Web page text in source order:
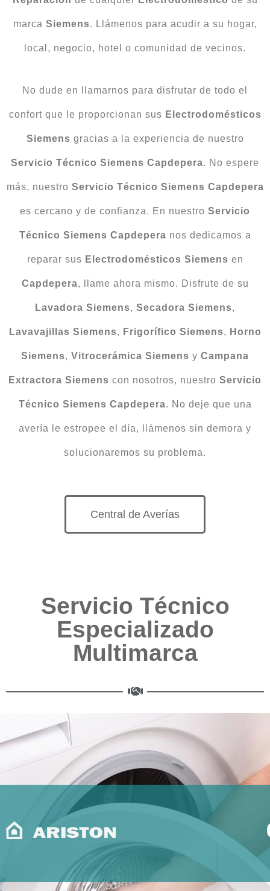
marca Siemens. Llámenos para acudir a su hogar,
local, negocio, hotel o comunidad de vecinos.
No dude en llamarnos para disfrutar de todo el
confort que le proporcionan sus Electrodomésticos
Siemens gracias a la experiencia de nuestro
Servicio Técnico Siemens Capdepera. No espere
más, nuestro Servicio Técnico Siemens Capdepera
es cercano y de confianza. En nuestro Servicio
Técnico Siemens Capdepera nos dedicamos a
reparar sus Electrodomésticos Siemens en
Capdepera, llame ahora mismo. Disfrute de su
Lavadora Siemens, Secadora Siemens,
Lavavajillas Siemens, Frigorífico Siemens, Horno
Siemens, Vitrocerámica Siemens y Campana
Extractora Siemens con nosotros, nuestro Servicio
Técnico Siemens Capdepera. No deje que una
avería le estropee el día, llámenos sin demora y
solucionaremos su problema.
Central de Averías
Servicio Técnico
Especializado
Multimarca